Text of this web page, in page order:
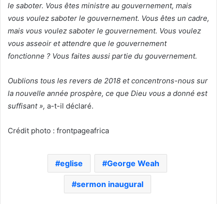
le saboter. Vous êtes ministre au gouvernement, mais
vous voulez saboter le gouvernement. Vous êtes un cadre,
mais vous voulez saboter le gouvernement. Vous voulez
vous asseoir et attendre que le gouvernement
fonctionne ? Vous faites aussi partie du gouvernement.
Oublions tous les revers de 2018 et concentrons-nous sur
la nouvelle année prospère, ce que Dieu vous a donné est
suffisant », a-t-il déclaré.
Crédit photo : frontpageafrica
eglise George Weah
sermon inaugural